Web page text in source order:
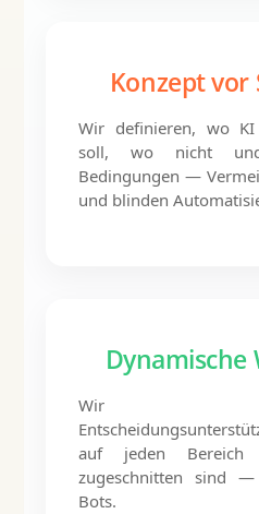
Konzept vor
Wir definieren, wo KI
soll, wo nicht
Bedingungen —
und blinden
Dynamische
Wir
auf jeden Bereich
zugeschnitten sind —
Bots.